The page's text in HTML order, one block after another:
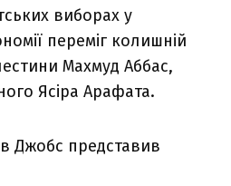
виборах у
переміг колишній
Махмуд Аббас,
Ясіра Арафата.
Джобс представив